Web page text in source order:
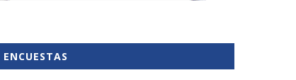
ENCUESTAS